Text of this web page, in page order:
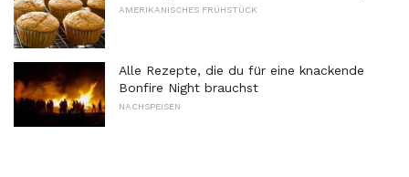
AMERIKANISCHES FRÜHSTÜCK
Alle Rezepte, die du für eine knackende
Bonfire Night brauchst
NACHSPEISEN